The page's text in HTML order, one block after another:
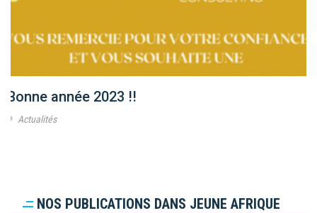
Bonne année 2023 !!
Actualités
NOS PUBLICATIONS DANS JEUNE AFRIQUE